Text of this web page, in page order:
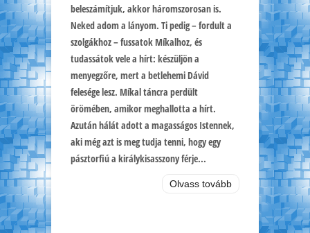
beleszámítjuk, akkor háromszorosan is.
Neked adom a lányom. Ti pedig – fordult a
szolgákhoz – fussatok Míkalhoz, és
tudassátok vele a hírt: készüljön a
menyegzőre, mert a betlehemi Dávid
felesége lesz. Míkal táncra perdült
örömében, amikor meghallotta a hírt.
Azután hálát adott a magasságos Istennek,
aki még azt is meg tudja tenni, hogy egy
pásztorfiú a királykisasszony férje...
Olvass tovább